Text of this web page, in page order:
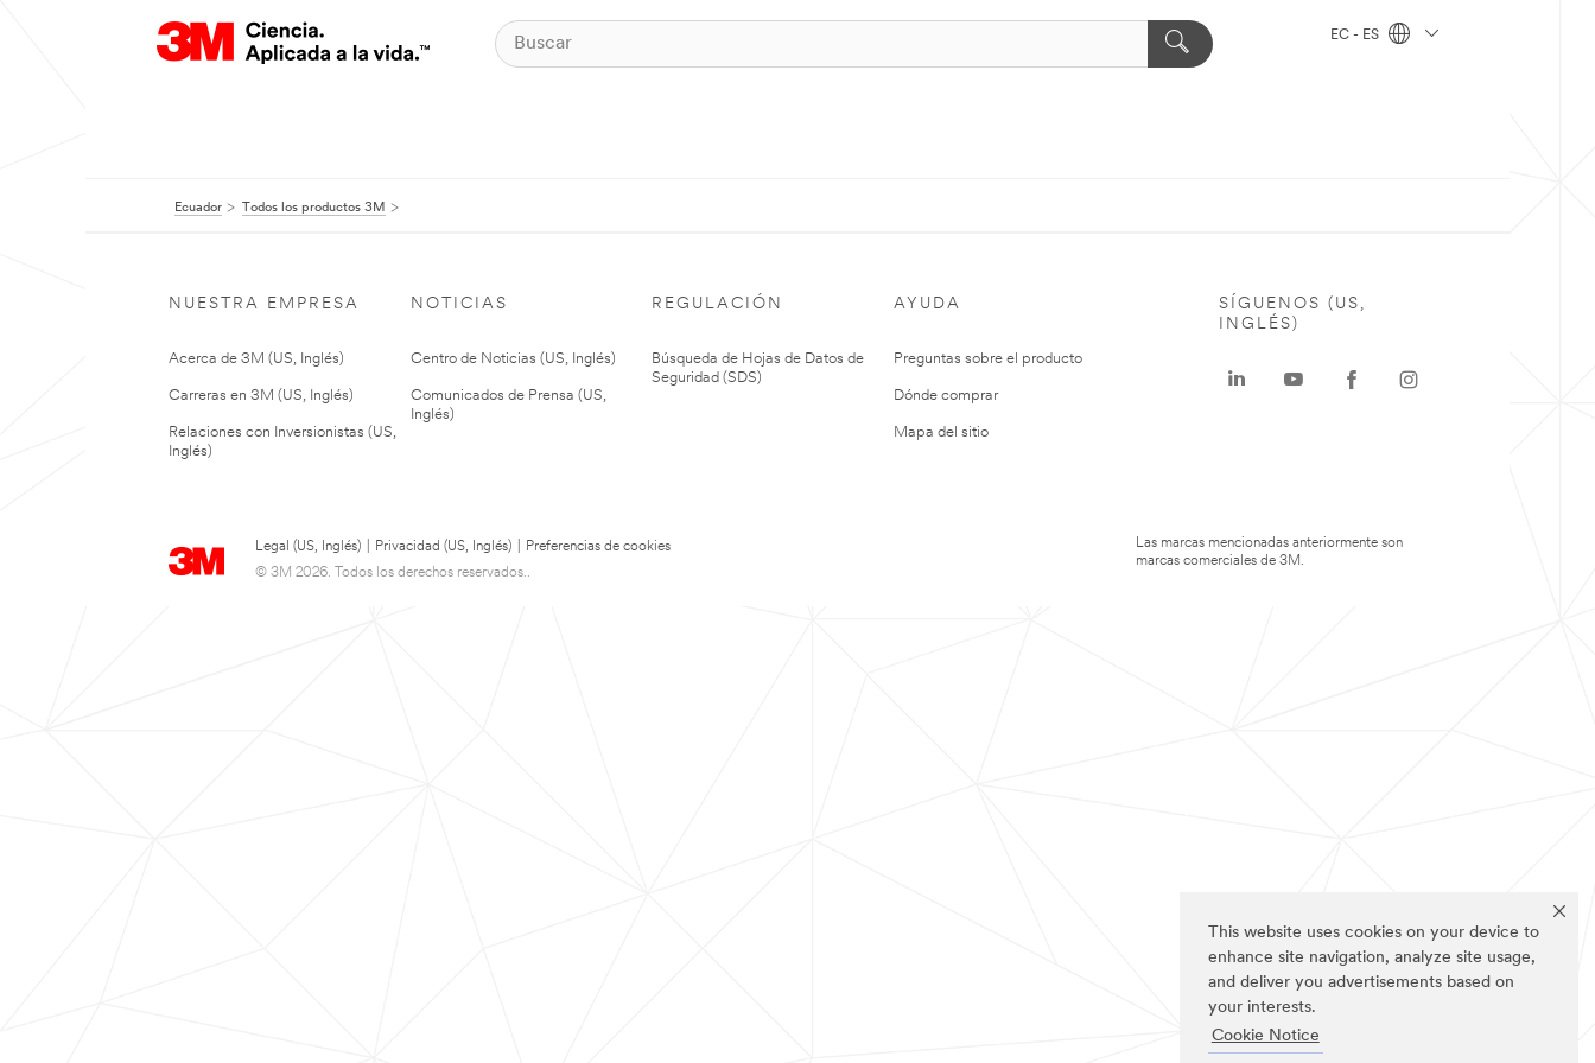
This website uses cookies on your device to
enhance site navigation, analyze site usage,
and deliver you advertisements based on
your interests.
Cookie Notice
EC - ES
Ecuador Todos los productos 3M
NUESTRA EMPRESA
Acerca de 3M (US, Inglés)
Carreras en 3M (US, Inglés)
Relaciones con Inversionistas (US,
Inglés)
NOTICIAS
Centro de Noticias (US, Inglés)
Comunicados de Prensa (US,
Inglés)
REGULACIÓN
Búsqueda de Hojas de Datos de
Seguridad (SDS)
AYUDA
Preguntas sobre el producto
Dónde comprar
Mapa del sitio
Legal (US, Inglés) Privacidad (US, Inglés)
Preferencias de cookies
© 3M 2026. Todos los derechos reservados..
SÍGUENOS (US,
INGLÉS)
Las marcas mencionadas anteriormente son
marcas comerciales de 3M.